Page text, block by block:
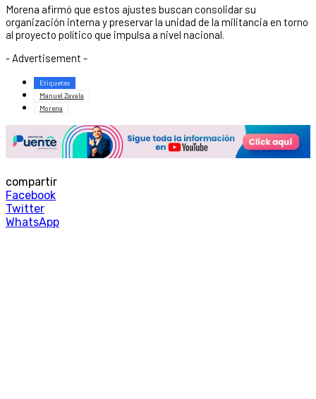
Morena afirmó que estos ajustes buscan consolidar su
organización interna y preservar la unidad de la militancia en torno
al proyecto político que impulsa a nivel nacional.
- Advertisement -
Etiquetas
Manuel Zavala
Morena
compartir
Facebook
Twitter
WhatsApp